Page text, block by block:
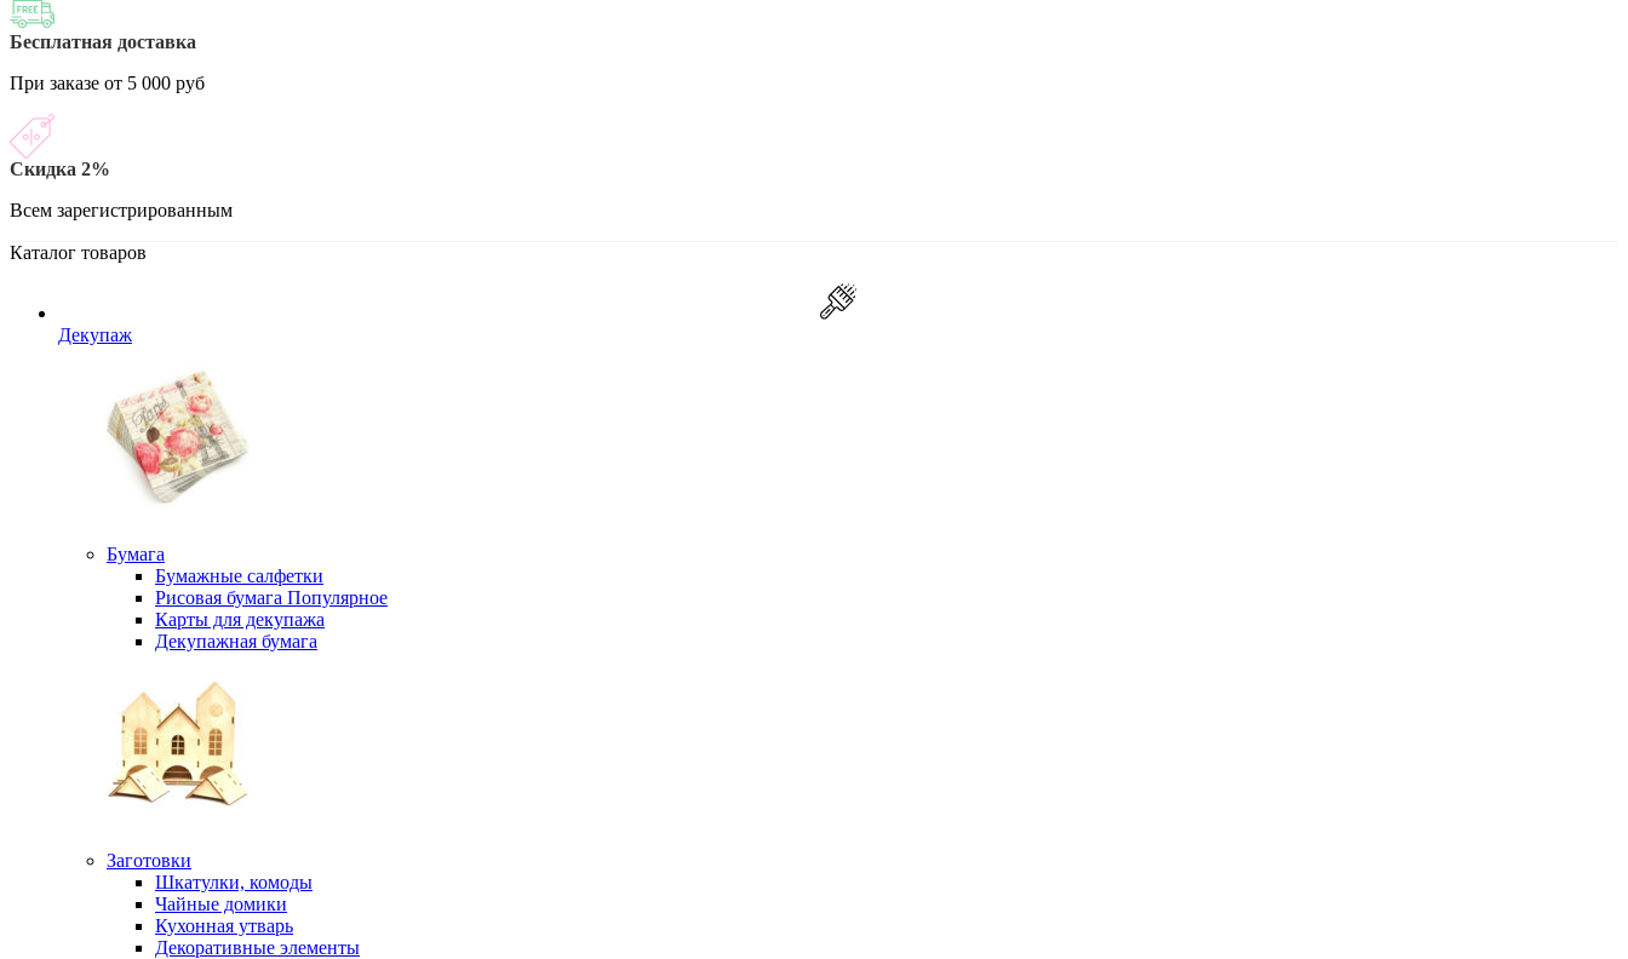
Бесплатная доставка
При заказе от 5 000 руб
Скидка 2%
Всем зарегистрированным
Каталог товаров
Декупаж
Бумага
Бумажные салфетки
Рисовая бумага Популярное
Карты для декупажа
Декупажная бумага
Заготовки
Шкатулки, комоды
Чайные домики
Кухонная утварь
Декоративные элементы